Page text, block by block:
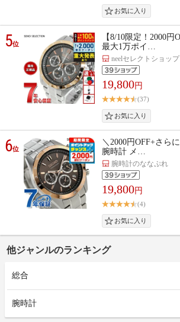
5位
【8/10限定！2000
最大1万ポイ…
neelセレクトショップ
19,800円
(37)
6位
＼2000円OFF+さら
腕時計 メ…
腕時計のななぷれ
19,800円
(4)
他ジャンルのランキング
総合
腕時計